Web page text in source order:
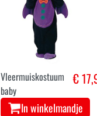
Vleermuiskostuum
baby
€
In winkelmandje